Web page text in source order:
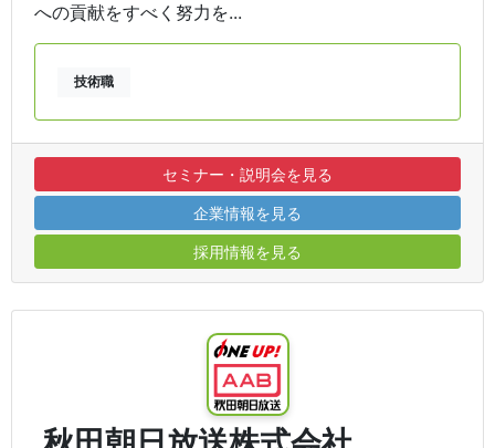
への貢献をすべく努力を...
技術職
セミナー・説明会を見る
企業情報を見る
採用情報を見る